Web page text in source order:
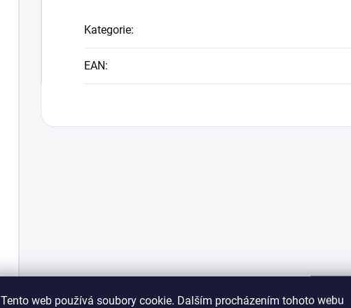
Tento web používá soubory cookie. Dalším procházením tohoto webu
Kategorie:
EAN: